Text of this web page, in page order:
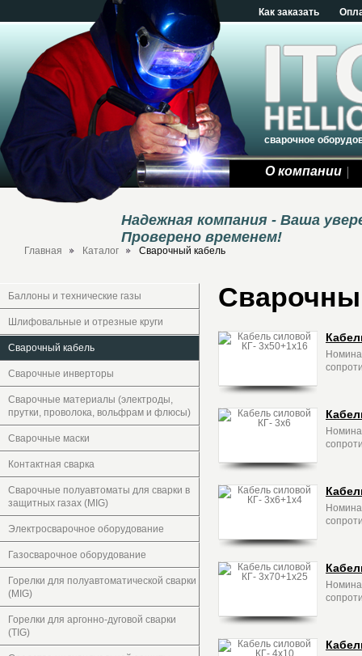
Как заказать
сварочное
О компании
Надежная компания - Ваша
Проверено временем!
Главная Каталог Сварочный кабель
Баллоны и технические газы
Шлифовальные и отрезные круги
Сварочный кабель
Сварочные инверторы
Сварочные материалы (электроды,
прутки, проволока, вольфрам и флюсы)
Сварочные маски
Контактная сварка
Сварочные полуавтоматы для сварки в
защитных газах (MIG)
Электросварочное оборудование
Газосварочное оборудование
Горелки для полуавтоматической сварки
(MIG)
Горелки для аргонно-дуговой сварки
(TIG)